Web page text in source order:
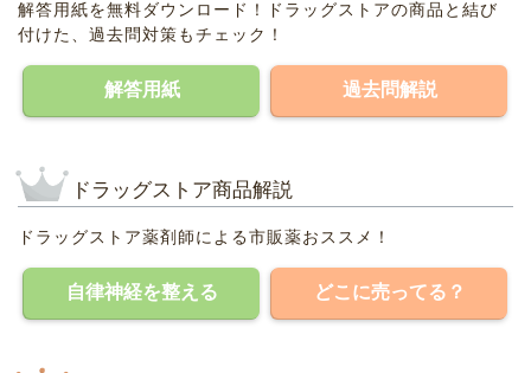
解答用紙を無料ダウンロード！ドラッグストアの商品と結び
付けた、過去問対策もチェック！
解答用紙 過去問解説
ドラッグストア商品解説
ドラッグストア薬剤師による市販薬おススメ！
自律神経を整える どこに売ってる？